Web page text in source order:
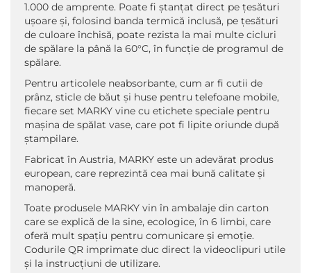
1.000 de amprente. Poate fi ștanțat direct pe țesături
ușoare și, folosind banda termică inclusă, pe țesături
de culoare închisă, poate rezista la mai multe cicluri
de spălare la până la 60°C, în funcție de programul de
spălare.
Pentru articolele neabsorbante, cum ar fi cutii de
prânz, sticle de băut și huse pentru telefoane mobile,
fiecare set MARKY vine cu etichete speciale pentru
mașina de spălat vase, care pot fi lipite oriunde după
ștampilare.
Fabricat în Austria, MARKY este un adevărat produs
european, care reprezintă cea mai bună calitate și
manoperă.
Toate produsele MARKY vin în ambalaje din carton
care se explică de la sine, ecologice, în 6 limbi, care
oferă mult spațiu pentru comunicare și emoție.
Codurile QR imprimate duc direct la videoclipuri utile
și la instrucțiuni de utilizare.